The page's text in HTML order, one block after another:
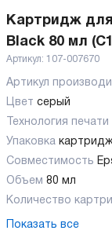
Картридж
Black 80 мл
Артикул: 107-007670
Артикул
Цвет серый
Технология печати
Упаковка
Совместимость
Объем 80 мл
Количество
Показать все